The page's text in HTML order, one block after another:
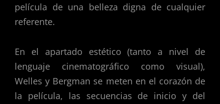
película de una belleza digna de cualquier
referente.
En el apartado estético (tanto a nivel de
lenguaje cinematográfico como visual),
Welles y Bergman se meten en el corazón de
la película, las secuencias de inicio y del